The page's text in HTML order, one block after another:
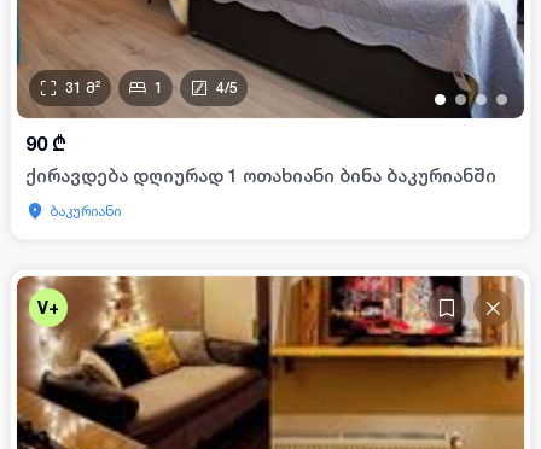
• •• •
31 მ² 1 4/5
90 ₾
ქირავდება დღიურად 1 ოთახიანი ბინა ბაკურიანში
ბაკურიანი
V+